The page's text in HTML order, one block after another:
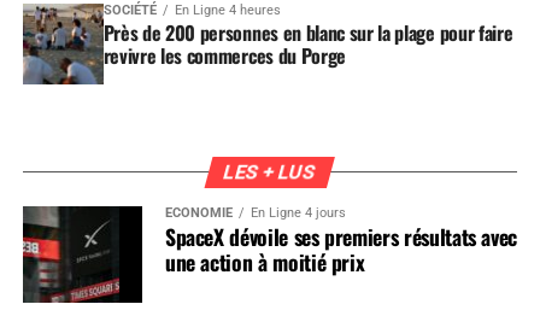
SOCIÉTÉ En Ligne 4 heures
Près de 200 personnes en blanc sur la plage pour faire
revivre les commerces du Porge
LES + LUS
ÉCONOMIE En Ligne 4 jours
SpaceX dévoile ses premiers résultats avec
une action à moitié prix